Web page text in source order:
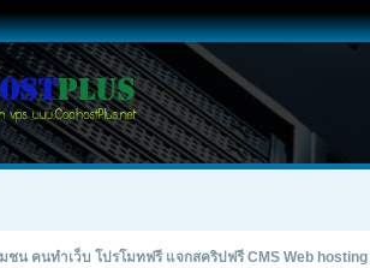
ชน คนทำเว็บ โปรโมทฟรี แจกสคริปฟรี CMS Web hosting